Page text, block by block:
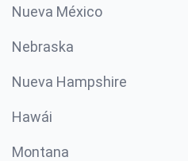
Nueva México
Nebraska
Nueva Hampshire
Hawái
Montana